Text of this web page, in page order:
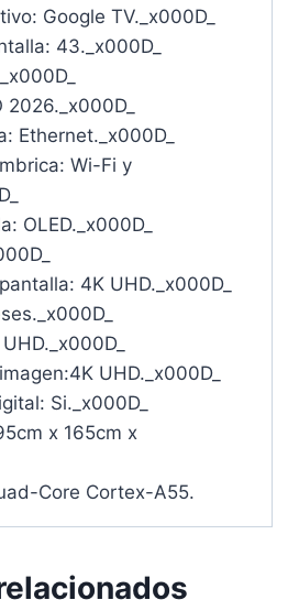
Google TV._x000D_
43._x000D_
Ethernet._x000D_
Wi-Fi y
OLED._x000D_
4K UHD._x000D_
UHD._x000D_
Si._x000D_
x 165cm x
Core Cortex-A55.